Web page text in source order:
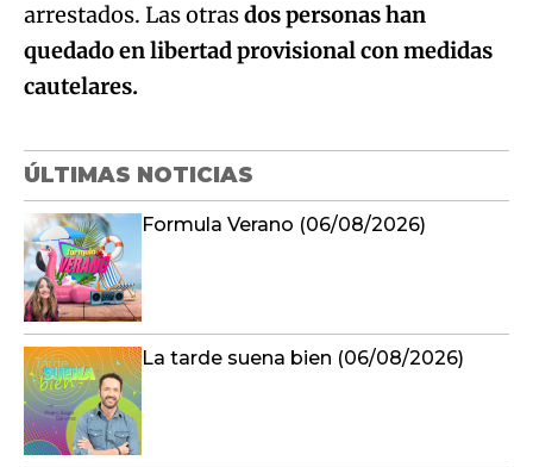
arrestados. Las otrasdos personas han
quedado en libertad provisional con medidas
cautelares.
ÚLTIMAS NOTICIAS
Formula Verano (06/08/2026)
La tarde suena bien (06/08/2026)